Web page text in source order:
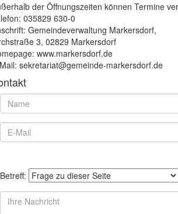
der Öffnungszeiten können Termine
035829 630-0
Gemeindeverwaltung Markersdorf,
3, 02829 Markersdorf
www.markersdorf.de
sekretariat@gemeinde-markersdorf.de
Betreff: